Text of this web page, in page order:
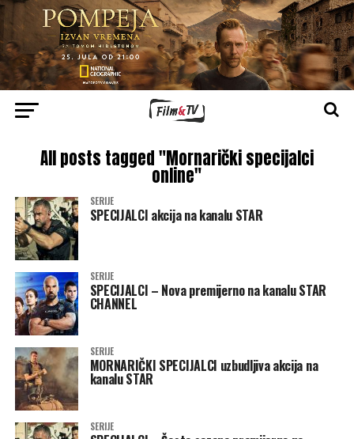
All posts tagged "Mornarički specijalci
online"
SERIJE
SPECIJALCI akcija na kanalu STAR
SERIJE
SPECIJALCI – Nova premijerno na kanalu STAR
CHANNEL
SERIJE
MORNARIČKI SPECIJALCI uzbudljiva akcija na
kanalu STAR
SERIJE